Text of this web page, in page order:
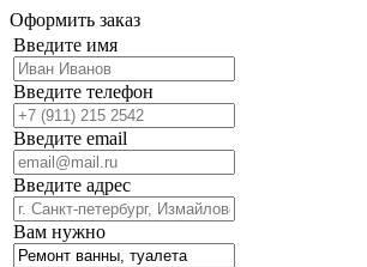
Оформить заказ
Введите имя
Введите телефон
Введите email
Введите адрес
Вам нужно